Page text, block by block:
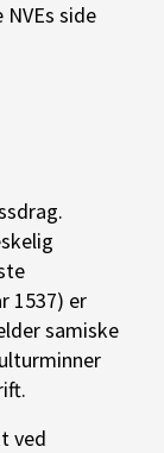
side
1537) er
samiske
ved